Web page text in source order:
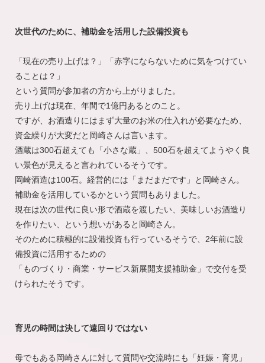
次世代のために、補助金を活用した設備投資も
「現在の売り上げは？」「赤字にならないために気をつけてい
ることは？」
という質問が参加者の方から上がりました。
売り上げは現在、年間で1億円あるとのこと。
ですが、お酒造りにはまず大量のお米の仕入れが必要なため、
資金繰りが大変だと岡崎さんは言います。
酒蔵は300石超えても「小さな蔵」、500石を超えてようやく良
い景色が見えると言われているそうです。
岡崎酒造は100石。経営的には「まだまだです」と岡崎さん。
補助金を活用しているかという質問もありました。
現在は次の世代に良い形で酒蔵を渡したい、美味しいお酒造り
を作りたい、という想いがあると岡崎さん。
そのために積極的に設備投資も行っているそうで、2年前に設
備投資に活用するための
「ものづくり・商業・サービス新展開支援補助金」で交付を受
けられたそうです。
育児の時間は決して遠回りではない
母でもある岡崎さんに対して質問や交流時にも「妊娠・育児」